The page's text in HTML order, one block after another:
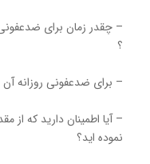
– چقدر زمان برای
؟
– برای ضدعفونی روزانه
– آیا اطمینان دارید که از
نموده اید؟